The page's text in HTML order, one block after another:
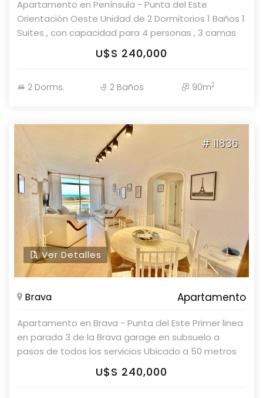
centros comerciales y todos los servicios. Consulte
con nuestros asesores y coordine su visita a este
excelente apartamento en Roosevelt.
Apartamento en Península - Punta del Este
Orientación Oeste Unidad de 2 Dormitorios 1 Baños 1
Suites , con capacidad para 4 personas , 3 camas
Cocina : Kitchinette, Living , Living Comedor ,Piscina
Si, Gastos comunes : $ 13500 Superficie Propia : 79
asesores.
U$S 240,000
2 Dorms. 2 Baños 90m2
# 11836
Ver Detalles
Brava Apartamento
Apartamento en Brava - Punta del Este Primer linea
en parada 3 de la Brava garage en subsuelo a
pasos de todos los servicios Ubicado a 50 metros
del Mar. Frente al Mar !! Unidad de 2 Dormitorios 2
Baños Cocina : Cocina, Living , Comedor , Living
U$S 240,000